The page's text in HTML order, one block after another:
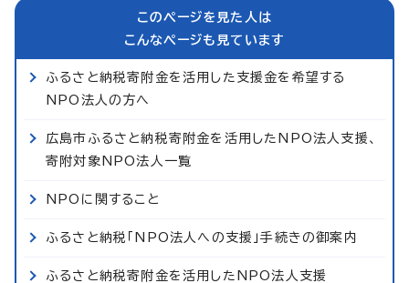
このページを見た人は
こんなページも見ています
ふるさと納税寄附金を活用した支援金を希望する
NPO法人の方へ
広島市ふるさと納税寄附金を活用したNPO法人支援、
寄附対象NPO法人一覧
NPOに関すること
ふるさと納税「NPO法人への支援」手続きの御案内
ふるさと納税寄附金を活用したNPO法人支援